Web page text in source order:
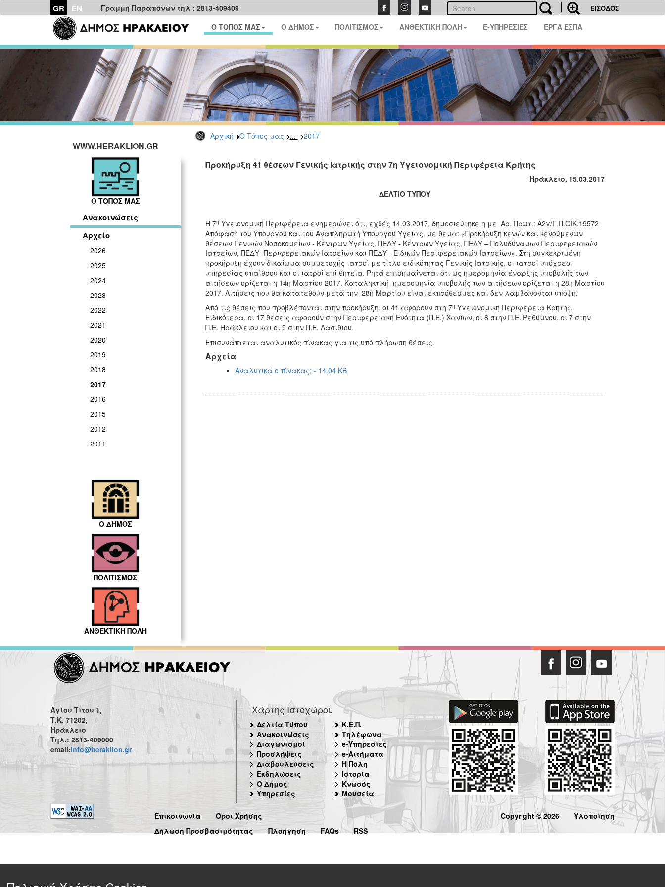
GR EN Γραμμή Παραπόνων τηλ : 2813-409409 ΕΙΣΟΔΟΣ
Ο ΤΟΠΟΣ ΜΑΣ Ο ΔΗΜΟΣ ΠΟΛΙΤΙΣΜΟΣ ΑΝΘΕΚΤΙΚΗ ΠΟΛΗ E-ΥΠΗΡΕΣΙΕΣ ΕΡΓΑ ΕΣΠΑ
Αρχική Ο Τόπος μας ... 2017
WWW.HERAKLION.GR
Ο ΤΟΠΟΣ ΜΑΣ
Ανακοινώσεις
Αρχείο
2026
2025
2024
2023
2022
2021
2020
2019
2018
2017
2016
2015
2012
2011
Ο ΔΗΜΟΣ
ΠΟΛΙΤΙΣΜΟΣ
ΑΝΘΕΚΤΙΚΗ ΠΟΛΗ
Προκήρυξη 41 θέσεων Γενικής Ιατρικής στην 7η Υγειονομική Περιφέρεια Κρήτης
Ηράκλειο, 15.03.2017
ΔΕΛΤΙΟ ΤΥΠΟΥ
Η 7η Υγειονομική Περιφέρεια ενημερώνει ότι, εχθές 14.03.2017, δημοσιεύτηκε η με Αρ. Πρωτ.: Α2γ/Γ.Π.ΟΙΚ.19572
Απόφαση του Υπουργού και του Αναπληρωτή Υπουργού Υγείας, με θέμα: «Προκήρυξη κενών και κενούμενων
θέσεων Γενικών Νοσοκομείων - Κέντρων Υγείας, ΠΕΔΥ - Κέντρων Υγείας, ΠΕΔΥ – Πολυδύναμων Περιφερειακών
Ιατρείων, ΠΕΔΥ- Περιφερειακών Ιατρείων και ΠΕΔΥ - Ειδικών Περιφερειακών Ιατρείων». Στη συγκεκριμένη
προκήρυξη έχουν δικαίωμα συμμετοχής ιατροί με τίτλο ειδικότητας Γενικής Ιατρικής, οι ιατροί υπόχρεοι
υπηρεσίας υπαίθρου και οι ιατροί επί θητεία. Ρητά επισημαίνεται ότι ως ημερομηνία έναρξης υποβολής των
αιτήσεων ορίζεται η 14η Μαρτίου 2017. Καταληκτική ημερομηνία υποβολής των αιτήσεων ορίζεται η 28η Μαρτίου
2017. Αιτήσεις που θα κατατεθούν μετά την 28η Μαρτίου είναι εκπρόθεσμες και δεν λαμβάνονται υπόψη.
Από τις θέσεις που προβλέπονται στην προκήρυξη, οι 41 αφορούν στη 7η Υγειονομική Περιφέρεια Κρήτης.
Ειδικότερα, οι 17 θέσεις αφορούν στην Περιφερειακή Ενότητα (Π.Ε.) Χανίων, οι 8 στην Π.Ε. Ρεθύμνου, οι 7 στην
Π.Ε. Ηράκλειου και οι 9 στην Π.Ε. Λασιθίου.
Επισυνάπτεται αναλυτικός πίνακας για τις υπό πλήρωση θέσεις.
Αρχεία
Αναλυτικά ο πίνακας; - 14.04 KB
Αγίου Τίτου 1,
Τ.Κ. 71202,
Ηράκλειο
Τηλ.: 2813-409000
email:info@heraklion.gr
Χάρτης Ιστοχώρου
Δελτία Τύπου
Ανακοινώσεις
Διαγωνισμοί
Προσλήψεις
Διαβουλεύσεις
Εκδηλώσεις
Ο Δήμος
Υπηρεσίες
Κ.Ε.Π.
Τηλέφωνα
e-Υπηρεσίες
e-Αιτήματα
Η Πόλη
Ιστορία
Κνωσός
Μουσεία
Επικοινωνία
Όροι Χρήσης
Δήλωση Προσβασιμότητας
Πλοήγηση FAQs RSS
Copyright © 2026 Υλοποίηση